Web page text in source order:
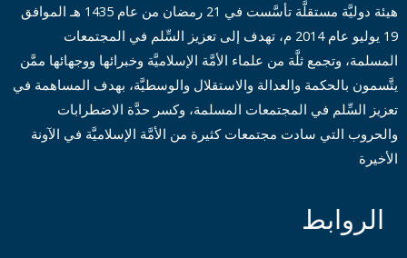
هيئة دوليَّة مستقلَّة تأسَّست في 21 رمضان من عام 1435 هـ الموافق
19 يوليو عام 2014 م، تهدف إلى تعزيز السِّلم في المجتمعات
المسلمة، وتجمع ثلَّة من علماء الأمَّة الإسلاميَّة وخبرائها ووجهائها ممَّن
يتَّسمون بالحكمة والعدالة والاستقلال والوسطيَّة، بهدف المساهمة في
تعزيز السِّلم في المجتمعات المسلمة، وكسر حدَّة الاضطرابات
والحروب التي سادت مجتمعات كثيرة من الأمَّة الإسلاميَّة في الآونة
الأخيرة
الروابط